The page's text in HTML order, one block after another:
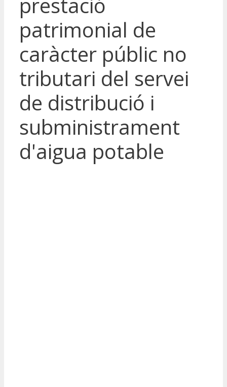
patrimonial de
caràcter públic no
tributari del servei
de distribució i
subministrament
d'aigua potable